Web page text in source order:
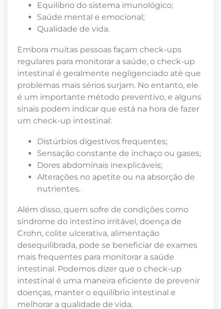
Equilíbrio do sistema imunológico;
Saúde mental e emocional;
Qualidade de vida.
Embora muitas pessoas façam check-ups
regulares para monitorar a saúde, o check-up
intestinal é geralmente negligenciado até que
problemas mais sérios surjam. No entanto, ele
é um importante método preventivo, e alguns
sinais podem indicar que está na hora de fazer
um check-up intestinal:
Distúrbios digestivos frequentes;
Sensação constante de inchaço ou gases;
Dores abdominais inexplicáveis;
Alterações no apetite ou na absorção de
nutrientes.
Além disso, quem sofre de condições como
síndrome do intestino irritável, doença de
Crohn, colite ulcerativa, alimentação
desequilibrada, pode se beneficiar de exames
mais frequentes para monitorar a saúde
intestinal. Podemos dizer que o check-up
intestinal é uma maneira eficiente de prevenir
doenças, manter o equilíbrio intestinal e
melhorar a qualidade de vida.